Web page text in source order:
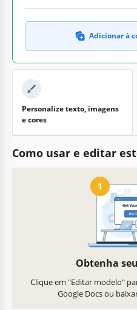
Adicionar à
Personalize texto, imagens
e cores
Como usar e editar
1
Obtenha
Clique em "Editar modelo"
Google Docs ou